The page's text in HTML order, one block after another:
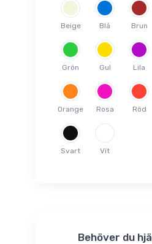
12mm
20mm
50g
150g
75ml
85ml
100ml
125ml
Beige Blå Brun
Grön Gul Lila
Orange Rosa Röd
Svart Vit
Behöver du